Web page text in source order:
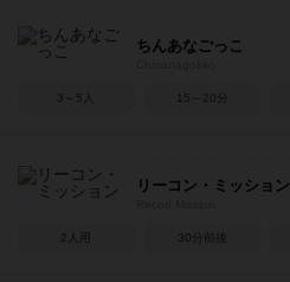
ちんあなごっこ
3～5人 15～20分
リーコン・ミッション
2人用 30分前後